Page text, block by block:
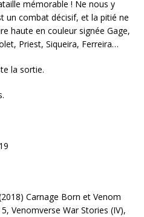
mémorable ! Ne nous y
un combat décisif, et la pitié ne
haute en couleur signée Gage,
Priest, Siqueira, Ferreira…
la sortie.
Carnage Born et Venom
Venomverse War Stories (IV),